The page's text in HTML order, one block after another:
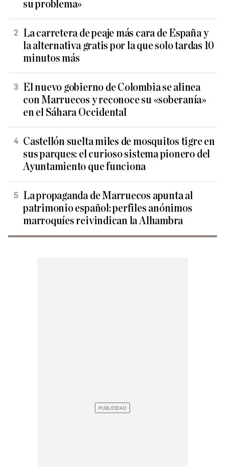
su problema»
La carretera de peaje más cara de España y
la alternativa gratis por la que solo tardas 10
minutos más
El nuevo gobierno de Colombia se alinea
con Marruecos y reconoce su «soberanía»
en el Sáhara Occidental
Castellón suelta miles de mosquitos tigre en
sus parques: el curioso sistema pionero del
Ayuntamiento que funciona
La propaganda de Marruecos apunta al
patrimonio español: perfiles anónimos
marroquíes reivindican la Alhambra